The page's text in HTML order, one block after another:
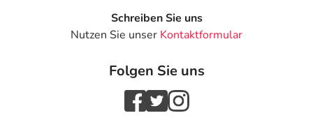
Schreiben Sie uns
Nutzen Sie unser Kontaktformular
Folgen Sie uns